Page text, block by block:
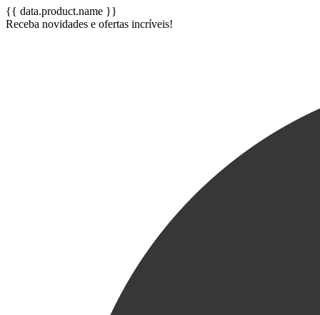
{{ data.product.name }}
Receba novidades e ofertas incríveis!